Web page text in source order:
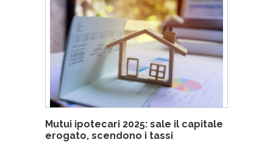
Mutui ipotecari 2025: sale il capitale
erogato, scendono i tassi